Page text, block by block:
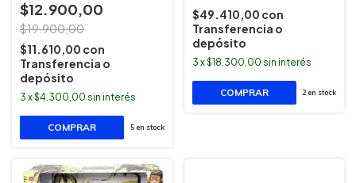
$12.900,00
$19.900,00
$11.610,00 con
Transferencia o
depósito
3 x$4.300,00 sin interés
5en stock
$49.410,00 con
Transferencia o
depósito
3 x$18.300,00 sin interés
2en stock